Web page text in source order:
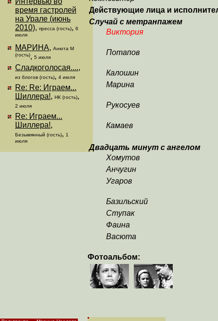
время гастролей
на Урале (июнь
2010), пресса (гость), 6
июля
МАРИНА, Анюта М
(гость), 5 июля
Сладкоголосая....,
из блогов (гость), 4 июля
Re: Re: Играем...
Шиллера!, НК (гость),
2 июля
Re: Играем...
Шиллера!,
Безымянный (гость), 1
июля
Действующие лица и
Случай с метранпажем
Виктория
Потапов
Калошин
Марина
Рукосуев
Камаев
Двадцать минут с ангелом
Хомутов
Анчугин
Угаров
Базильский
Ступак
Фаина
Васюта
Фотоальбом: